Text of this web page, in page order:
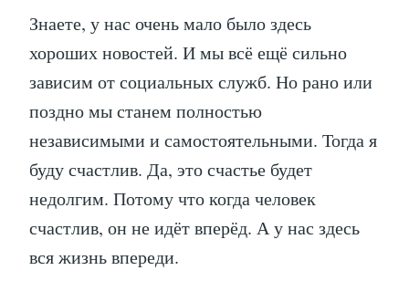
Знаете, у нас очень мало было здесь
хороших новостей. И мы всё ещё сильно
зависим от социальных служб. Но рано или
поздно мы станем полностью
независимыми и самостоятельными. Тогда я
буду счастлив. Да, это счастье будет
недолгим. Потому что когда человек
счастлив, он не идёт вперёд. А у нас здесь
вся жизнь впереди.